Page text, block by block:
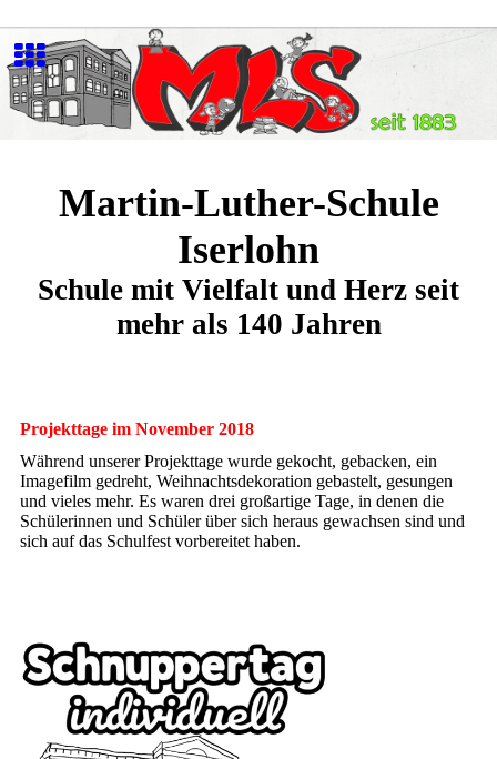
Martin-Luther-Schule
Iserlohn
Schule mit Vielfalt und Herz seit
mehr als 140 Jahren
Projekttage im November 2018
Während unserer Projekttage wurde gekocht, gebacken, ein
Imagefilm gedreht, Weihnachtsdekoration gebastelt, gesungen
und vieles mehr. Es waren drei großartige Tage, in denen die
Schülerinnen und Schüler über sich heraus gewachsen sind und
sich auf das Schulfest vorbereitet haben.